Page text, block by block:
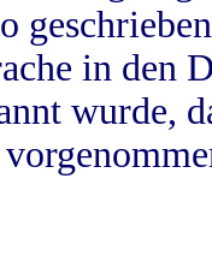
in
wurde,